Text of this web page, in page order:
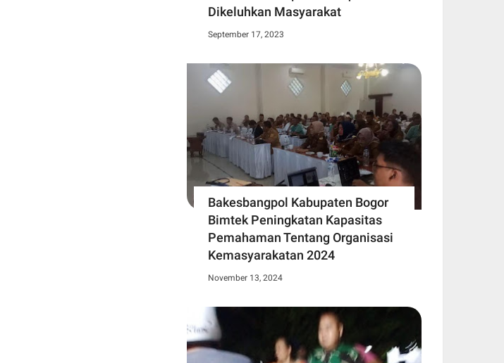
Dikeluhkan Masyarakat
September 17, 2023
Bakesbangpol Kabupaten Bogor
Bimtek Peningkatan Kapasitas
Pemahaman Tentang Organisasi
Kemasyarakatan 2024
November 13, 2024